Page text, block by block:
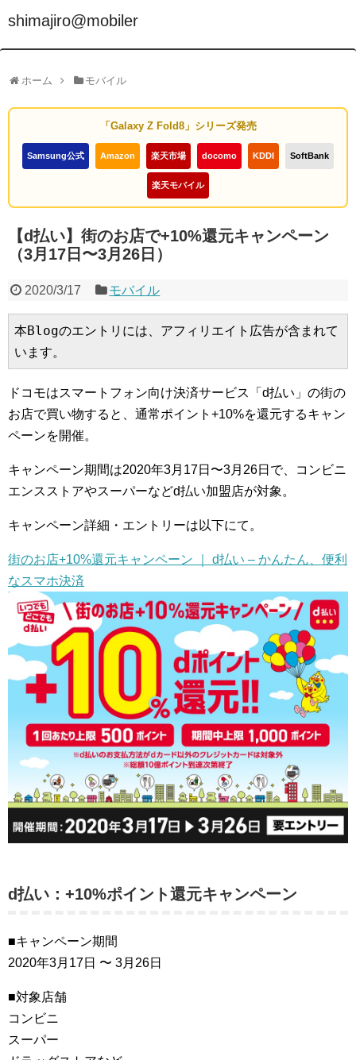
shimajiro@mobiler
ホーム モバイル
「Galaxy Z Fold8」シリーズ発売
Samsung公式 Amazon 楽天市場 docomo KDDI SoftBank
楽天モバイル
【d払い】街のお店で+10%還元キャンペーン
（3月17日〜3月26日）
2020/3/17 モバイル
本Blogのエントリには、アフィリエイト広告が含まれて
います。
ドコモはスマートフォン向け決済サービス「d払い」の街の
お店で買い物すると、通常ポイント+10%を還元するキャン
ペーンを開催。
キャンペーン期間は2020年3月17日〜3月26日で、コンビニ
エンスストアやスーパーなどd払い加盟店が対象。
キャンペーン詳細・エントリーは以下にて。
街のお店+10%還元キャンペーン ｜ d払い – かんたん、便利
なスマホ決済
d払い：+10%ポイント還元キャンペーン
■キャンペーン期間
2020年3月17日 〜 3月26日
■対象店舗
コンビニ
スーパー